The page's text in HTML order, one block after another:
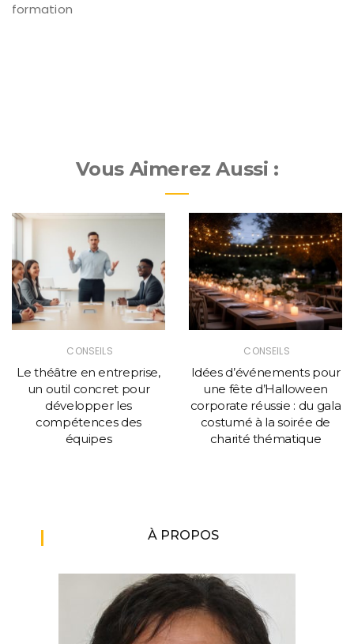
formation
Vous Aimerez Aussi :
CONSEILS
Le théâtre en entreprise,
un outil concret pour
développer les
compétences des
équipes
CONSEILS
Idées d’événements pour
une fête d’Halloween
corporate réussie : du gala
costumé à la soirée de
charité thématique
À PROPOS